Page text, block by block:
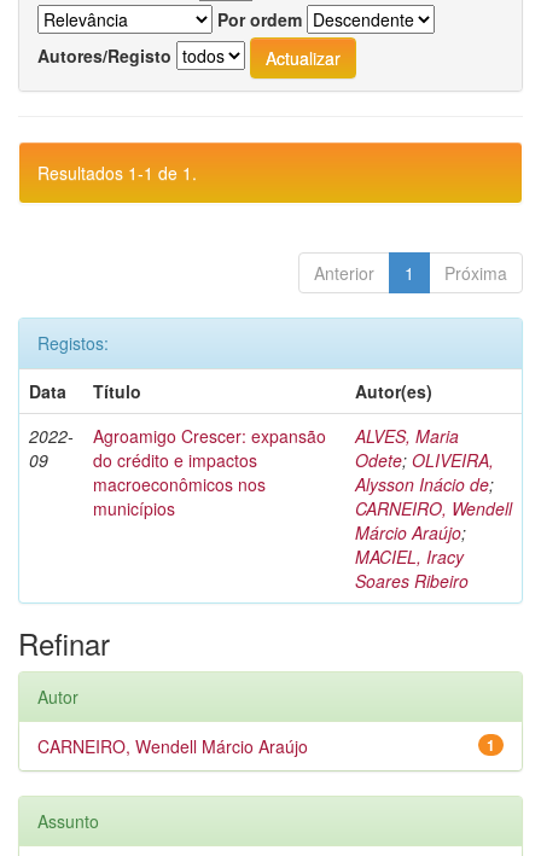
Por ordem
Autores/Registo
Resultados 1-1 de 1.
Anterior 1 Próxima
Registos:
Data
Título
Autor(es)
2022-
09
Agroamigo Crescer: expansão
do crédito e impactos
macroeconômicos nos
municípios
ALVES, Maria
Odete; OLIVEIRA,
Alysson Inácio de;
CARNEIRO, Wendell
Márcio Araújo;
MACIEL, Iracy
Soares Ribeiro
Refinar
Autor
1
CARNEIRO, Wendell Márcio Araújo
Assunto